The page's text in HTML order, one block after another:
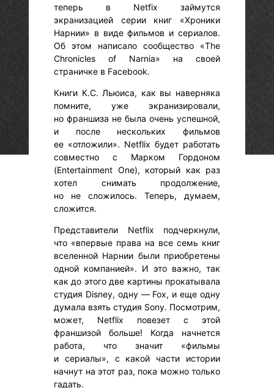
теперь в Netfix займутся
экранизацией серии книг «Хроники
Нарнии» в виде фильмов и сериалов.
Об этом написало сообщество «The
Chronicles of Narnia» на своей
страничке в Facebook.
Книги К.С. Льюиса, как вы наверняка
помните, уже экранизировали,
но франшиза не была очень успешной,
и после нескольких фильмов
ее «отложили». Netflix будет работать
совместно с Марком Гордоном
(Entertainment One), который как раз
хотел снимать продолжение,
но не сложилось. Теперь, думаем,
сложится.
Представители Netflix подчеркнули,
что «впервые права на все семь книг
вселенной Нарнии были приобретены
одной компанией». И это важно, так
как до этого две картины прокатывала
студия Disney, одну — Fox, и еще одну
думала взять студия Sony. Посмотрим,
может, Netflix повезет с этой
франшизой больше! Когда начнется
работа, что значит «фильмы
и сериалы», с какой части истории
начнут на этот раз, пока можно только
гадать.